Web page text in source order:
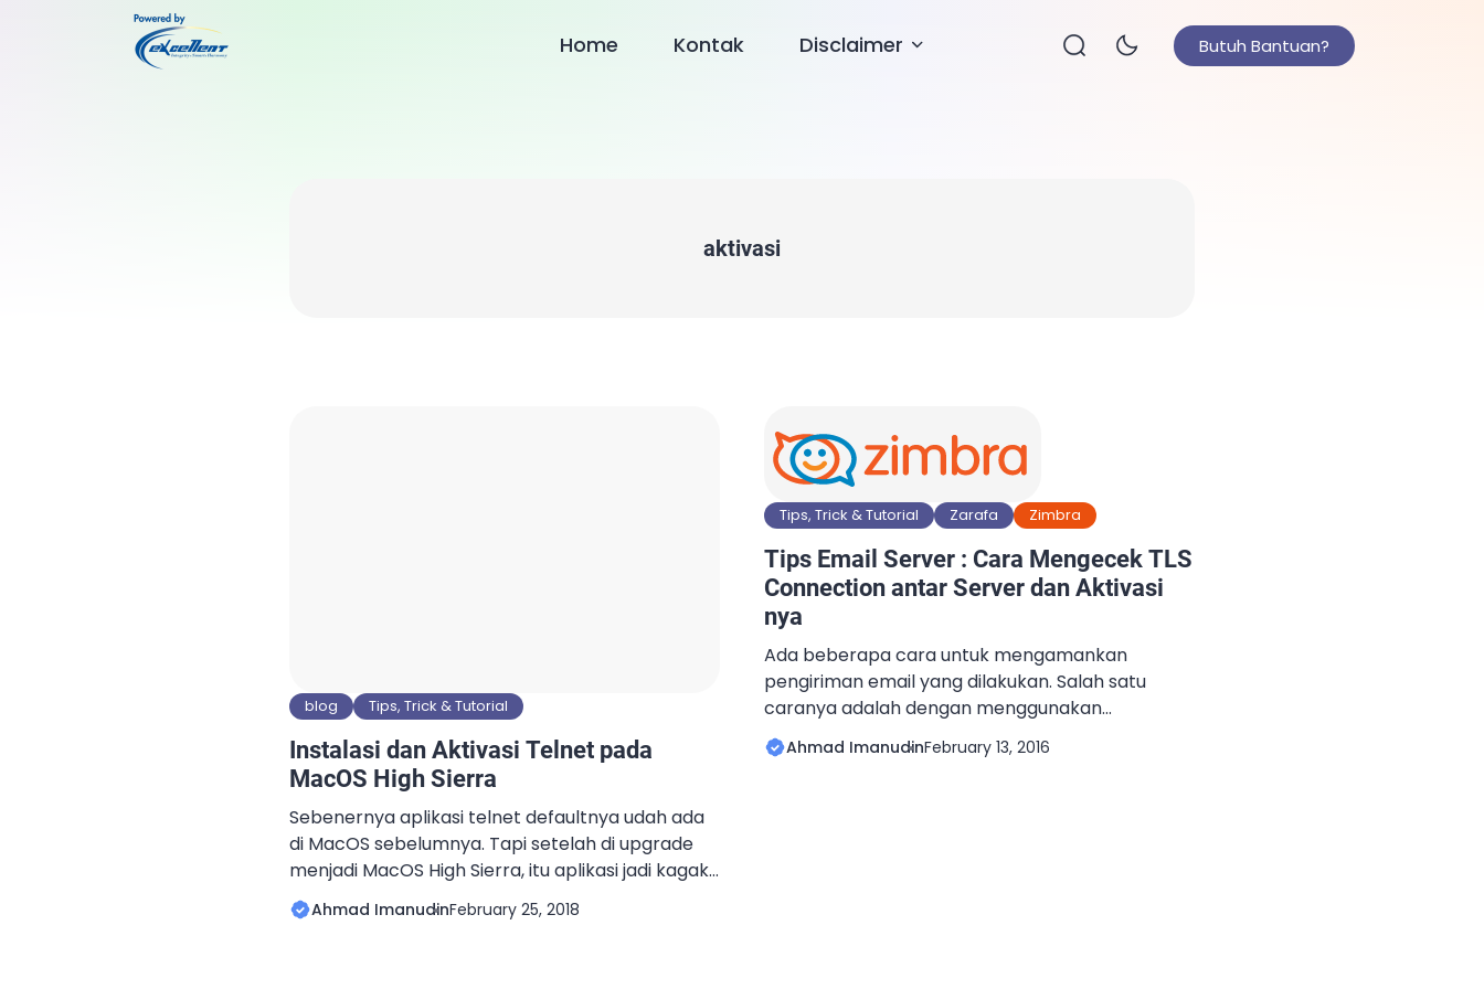
Home Kontak Disclaimer Butuh Bantuan?
aktivasi
blog Tips, Trick & Tutorial
Instalasi dan Aktivasi Telnet pada
MacOS High Sierra
Sebenernya aplikasi telnet defaultnya udah ada
di MacOS sebelumnya. Tapi setelah di upgrade
menjadi MacOS High Sierra, itu aplikasi jadi kagak
ada. Padahal itu aplikasi sering banget dipake
buat testing dan cek port disisi server kebuka
Ahmad ImanudinFebruary 25, 2018
Tips, Trick & Tutorial Zarafa Zimbra
Tips Email Server : Cara Mengecek TLS
Connection antar Server dan Aktivasi
nya
Ada beberapa cara untuk mengamankan
pengiriman email yang dilakukan. Salah satu
caranya adalah dengan menggunakan
koneksi TLS untuk setiap pengiriman/penerimaan
email yang dilakukan. Koneksi TLS yang dimaksud
Ahmad ImanudinFebruary 13, 2016